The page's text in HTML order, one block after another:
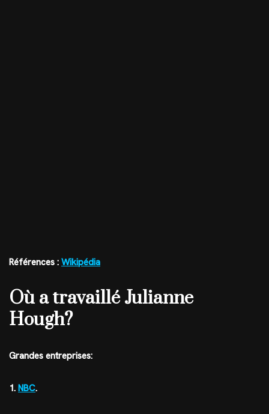
Références : Wikipédia
Où a travaillé Julianne
Hough?
Grandes entreprises:
1. NBC.